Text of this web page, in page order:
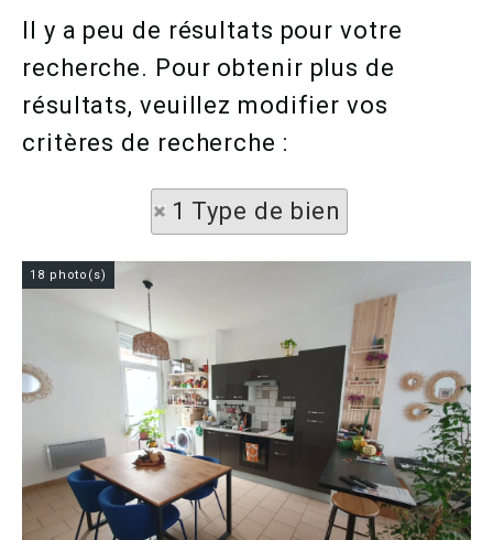
Il y a peu de résultats pour votre
recherche. Pour obtenir plus de
résultats, veuillez modifier vos
critères de recherche :
1 Type de bien
18 photo(s)